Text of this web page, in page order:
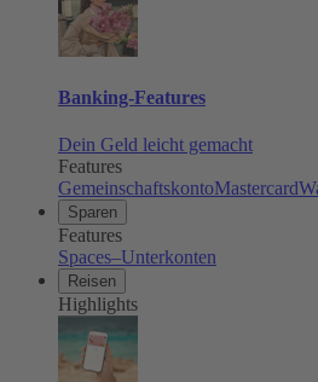
Banking-Features
Dein Geld leicht gemacht
Features
GemeinschaftskontoMastercard
Sparen
Features
Spaces–Unterkonten
Reisen
Highlights